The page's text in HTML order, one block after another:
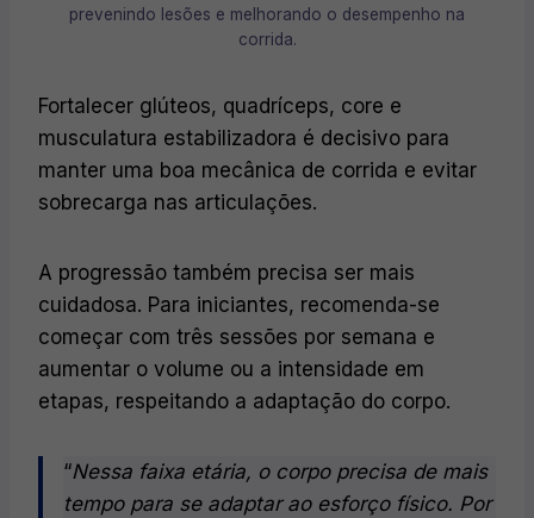
prevenindo lesões e melhorando o desempenho na
corrida.
Fortalecer glúteos, quadríceps, core e
musculatura estabilizadora é decisivo para
manter uma boa mecânica de corrida e evitar
sobrecarga nas articulações.
A progressão também precisa ser mais
cuidadosa. Para iniciantes, recomenda-se
começar com três sessões por semana e
aumentar o volume ou a intensidade em
etapas, respeitando a adaptação do corpo.
“Nessa faixa etária, o corpo precisa de mais
tempo para se adaptar ao esforço físico. Por